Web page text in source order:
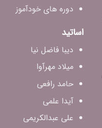
دوره های خودآموز
اساتید
دیبا فاضل‌ نیا
میلاد مهرآوا
حامد رافعی
آیدا علمی
علی عبدالکریمی